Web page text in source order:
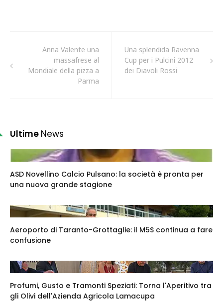
Anna Valente una
massafrese al
Mondiale della pizza a
Parma
Una splendida Ravenna
Cup per i Pulcini 2012
dei Diavoli Rossi
Ultime News
ASD Novellino Calcio Pulsano: la società è pronta per
una nuova grande stagione
Aeroporto di Taranto-Grottaglie: il M5S continua a fare
confusione
Profumi, Gusto e Tramonti Speziati: Torna l'Aperitivo tra
gli Olivi dell'Azienda Agricola Lamacupa